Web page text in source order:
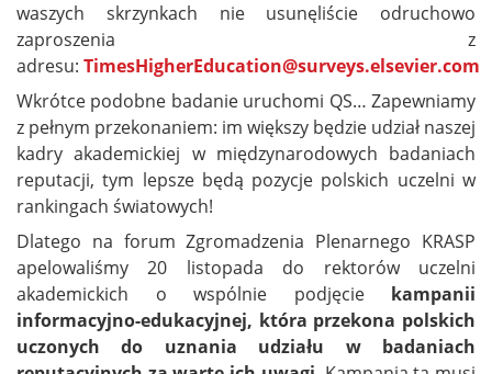
waszych skrzynkach nie usunęliście odruchowo
zaproszenia z
adresu: TimesHigherEducation@surveys.elsevier.com
Wkrótce podobne badanie uruchomi QS… Zapewniamy
z pełnym przekonaniem: im większy będzie udział naszej
kadry akademickiej w międzynarodowych badaniach
reputacji, tym lepsze będą pozycje polskich uczelni w
rankingach światowych!
Dlatego na forum Zgromadzenia Plenarnego KRASP
apelowaliśmy 20 listopada do rektorów uczelni
akademickich o wspólnie podjęcie kampanii
informacyjno-edukacyjnej, która przekona polskich
uczonych do uznania udziału w badaniach